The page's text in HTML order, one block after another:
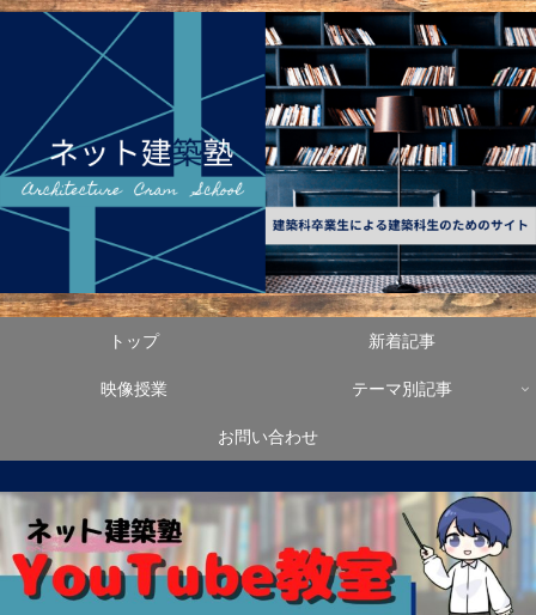
トップ 新着記事
映像授業 テーマ別記事
お問い合わせ